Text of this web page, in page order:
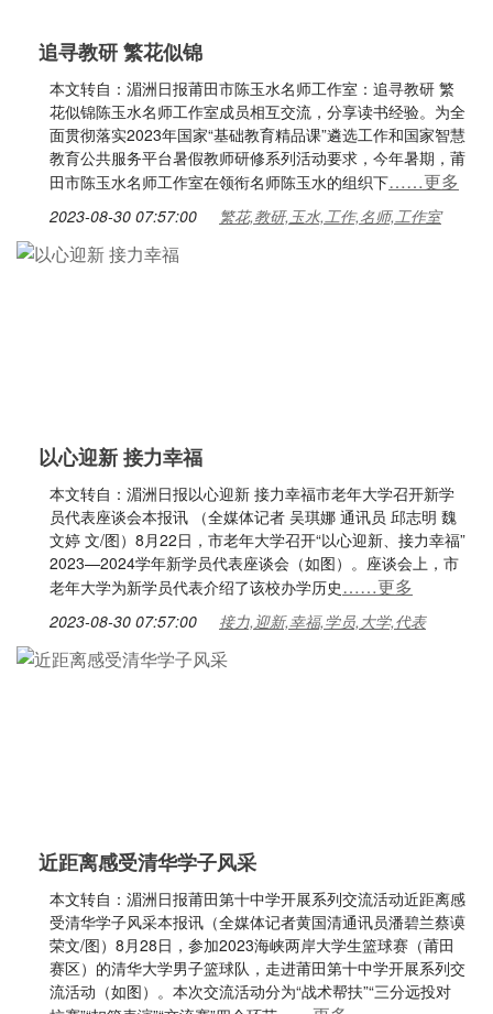
追寻教研 繁花似锦
本文转自：湄洲日报莆田市陈玉水名师工作室：追寻教研 繁
花似锦陈玉水名师工作室成员相互交流，分享读书经验。为全
面贯彻落实2023年国家“基础教育精品课”遴选工作和国家智慧
教育公共服务平台暑假教师研修系列活动要求，今年暑期，莆
田市陈玉水名师工作室在领衔名师陈玉水的组织下……更多
2023-08-30 07:57:00 繁花,教研,玉水,工作,名师,工作室
以心迎新 接力幸福
本文转自：湄洲日报以心迎新 接力幸福市老年大学召开新学
员代表座谈会本报讯 （全媒体记者 吴琪娜 通讯员 邱志明 魏
文婷 文/图）8月22日，市老年大学召开“以心迎新、接力幸福”
2023—2024学年新学员代表座谈会（如图）。座谈会上，市
老年大学为新学员代表介绍了该校办学历史……更多
2023-08-30 07:57:00 接力,迎新,幸福,学员,大学,代表
近距离感受清华学子风采
本文转自：湄洲日报莆田第十中学开展系列交流活动近距离感
受清华学子风采本报讯（全媒体记者黄国清通讯员潘碧兰蔡谟
荣文/图）8月28日，参加2023海峡两岸大学生篮球赛（莆田
赛区）的清华大学男子篮球队，走进莆田第十中学开展系列交
流活动（如图）。本次交流活动分为“战术帮扶”“三分远投对